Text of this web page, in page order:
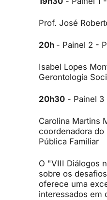
Prof. José
20h - Painel 2 -
Isabel Lopes
Gerontologia
20h30 - Painel 3
Carolina Martins
coordenadora do
Pública Familiar
O "VIII Diálogos
sobre os
oferece uma
interessados em